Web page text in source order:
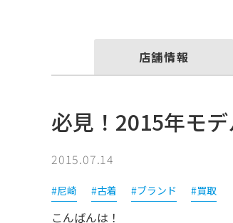
店舗情報
必見！2015年モデ
2015.07.14
#尼崎 #古着 #ブランド #買取
こんばんは！